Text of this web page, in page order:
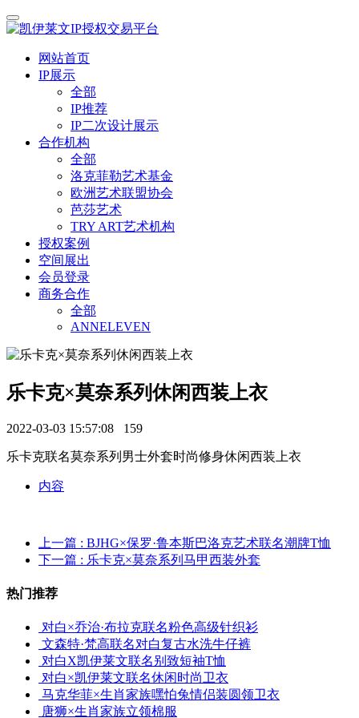
网站首页
IP展示
全部
IP推荐
IP二次设计展示
合作机构
全部
洛克菲勒艺术基金
欧洲艺术联盟协会
芭莎艺术
TRY ART艺术机构
授权案例
空间展出
会员登录
商务合作
全部
ANNELEVEN
乐卡克×莫奈系列休闲西装上衣
2022-03-03 15:57:08 159
乐卡克联名莫奈系列男士外套时尚修身休闲西装上衣
内容
上一篇 : BJHG×保罗·鲁本斯巴洛克艺术联名潮牌T恤
下一篇 : 乐卡克×莫奈系列马甲西装外套
热门推荐
对白×乔治·布拉克联名粉色高级针织衫
文森特·梵高联名对白复古水洗牛仔裤
对白X凯伊莱文联名别致短袖T恤
对白×凯伊莱文联名休闲时尚卫衣
马克华菲×生肖家族嘿怕兔情侣装圆领卫衣
唐狮×生肖家族立领棉服